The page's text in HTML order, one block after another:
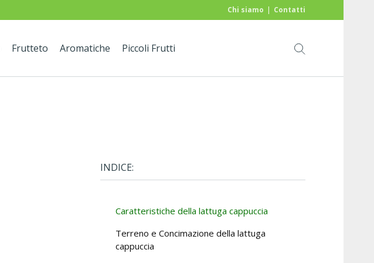
Chi siamo Contatti
Frutteto Aromatiche Piccoli Frutti
INDICE:
Caratteristiche della lattuga cappuccia
Terreno e Concimazione della lattuga
cappuccia